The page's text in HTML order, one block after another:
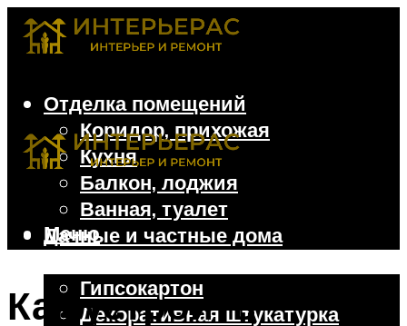
Отделка помещений
Коридор, прихожая
Кухня
Балкон, лоджия
Ванная, туалет
Дачные и частные дома
Гипсокартон
Декоративная штукатурка
Меню
Как устроить